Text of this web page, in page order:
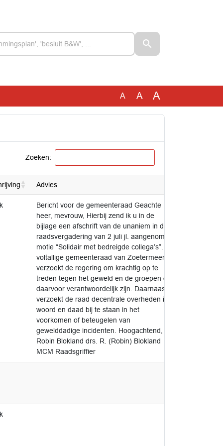
A A A
Zoeken:
Advies
Bericht voor de gemeenteraad Geachte
heer, mevrouw, Hierbij zend ik u in de
bijlage een afschrift van de unaniem in de
raadsvergadering van 2 juli jl. aangenomen
motie “Solidair met bedreigde collega’s”. De
voltallige gemeenteraad van Zoetermeer
verzoekt de regering om krachtig op te
treden tegen het geweld en de groepen die
daarvoor verantwoordelijk zijn. Daarnaast
verzoekt de raad decentrale overheden in
woord en daad bij te staan in het
voorkomen of beteugelen van
gewelddadige incidenten. Hoogachtend,
Robin Blokland drs. R. (Robin) Blokland
MCM Raadsgriffier